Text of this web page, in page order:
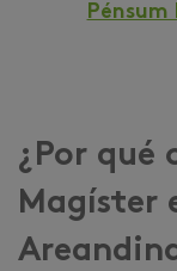
¿Por qué
Magíster